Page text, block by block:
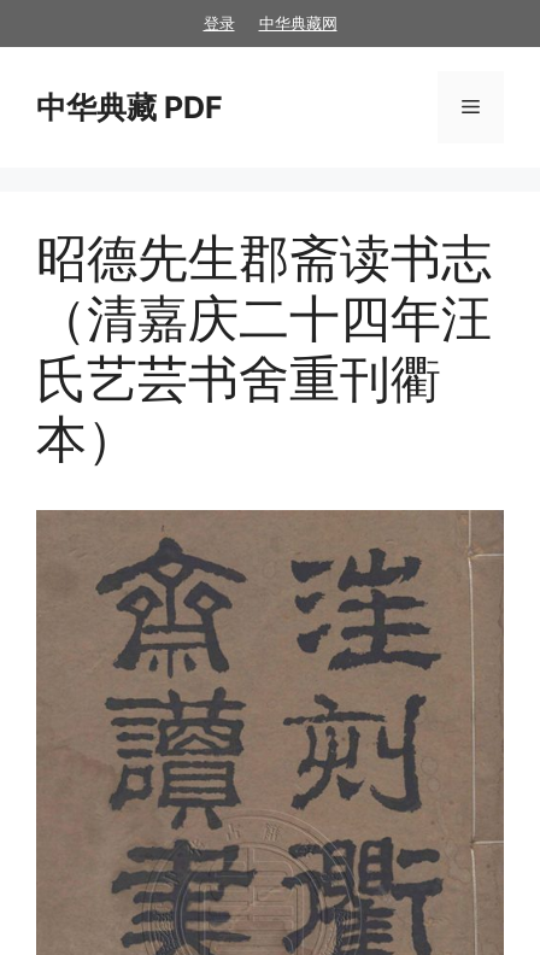
至
登录 中华典藏网
中华典藏 PDF 菜
昭德先生郡斋读书志
（清嘉庆二十四年汪
氏艺芸书舍重刊衢
本）